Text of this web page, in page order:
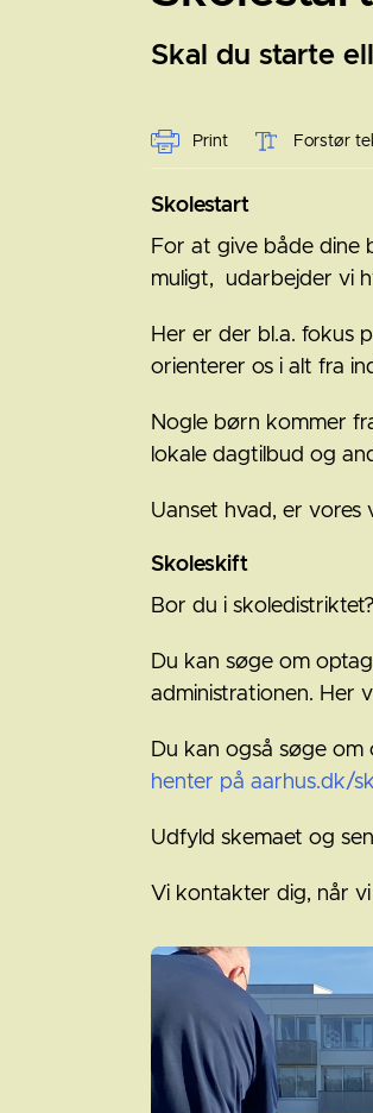
Skal du starte
Print Forstør
Skolestart
For at give både dine
muligt, udarbejder vi
Her er der bl.a. fokus
orienterer os i alt fra
Nogle børn kommer
lokale dagtilbud og
Uanset hvad, er
Skoleskift
Bor du i skoledistriktet?
Du kan søge om
administrationen. Her
Du kan også søge
henter på aarhus.dk/
Udfyld skemaet og
Vi kontakter dig, når